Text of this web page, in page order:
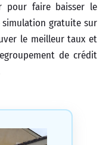
pour faire baisser le
gratuite sur
le meilleur taux et
de crédit